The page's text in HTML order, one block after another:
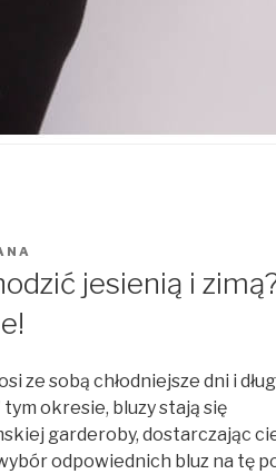
jesienią i
ze sobą chłodniejsze dni i
okresie, bluzy stają się
garderoby, dostarczając
odpowiednich bluz na tę